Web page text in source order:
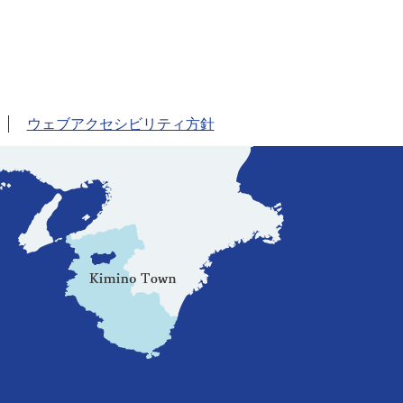
ウェブアクセシビリティ方針